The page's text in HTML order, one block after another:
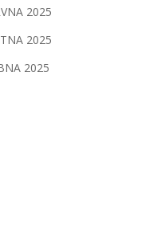
2025
2025
2025